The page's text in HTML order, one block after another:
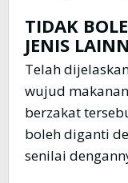
TIDAK
JENIS
Telah
wujud
berzakat
boleh diganti
senilai